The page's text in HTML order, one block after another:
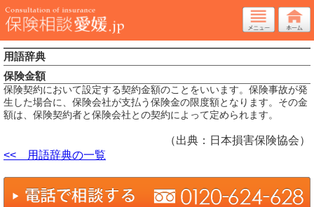
用語辞典
保険金額
保険契約において設定する契約金額のことをいいます。保険事故が発
生した場合に、保険会社が支払う保険金の限度額となります。その金
額は、保険契約者と保険会社との契約によって定められます。
（出典：日本損害保険協会）
<< 用語辞典の一覧